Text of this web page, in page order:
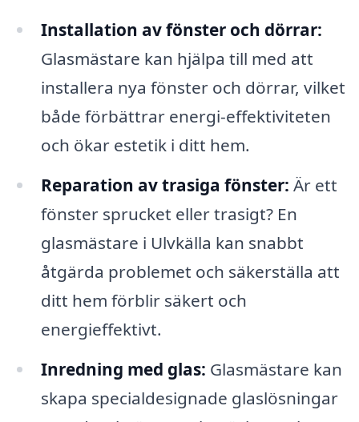
Installation av fönster och dörrar:
Glasmästare kan hjälpa till med att
installera nya fönster och dörrar, vilket
både förbättrar energi-effektiviteten
och ökar estetik i ditt hem.
Reparation av trasiga fönster: Är ett
fönster sprucket eller trasigt? En
glasmästare i Ulvkälla kan snabbt
åtgärda problemet och säkerställa att
ditt hem förblir säkert och
energieffektivt.
Inredning med glas: Glasmästare kan
skapa specialdesignade glaslösningar